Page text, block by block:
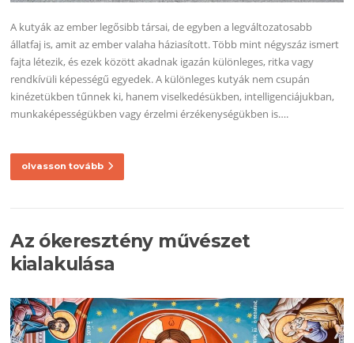
A kutyák az ember legősibb társai, de egyben a legváltozatosabb
állatfaj is, amit az ember valaha háziasított. Több mint négyszáz ismert
fajta létezik, és ezek között akadnak igazán különleges, ritka vagy
rendkívüli képességű egyedek. A különleges kutyák nem csupán
kinézetükben tűnnek ki, hanem viselkedésükben, intelligenciájukban,
munkaképességükben vagy érzelmi érzékenységükben is….
olvasson tovább
Az ókeresztény művészet
kialakulása